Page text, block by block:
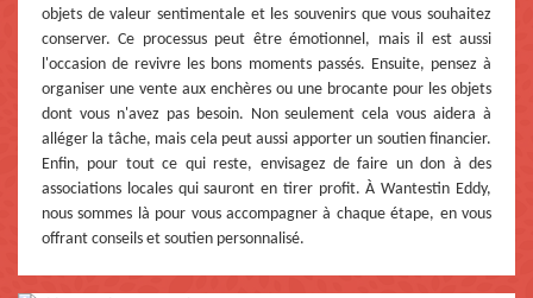
objets de valeur sentimentale et les souvenirs que vous souhaitez
conserver. Ce processus peut être émotionnel, mais il est aussi
l'occasion de revivre les bons moments passés. Ensuite, pensez à
organiser une vente aux enchères ou une brocante pour les objets
dont vous n'avez pas besoin. Non seulement cela vous aidera à
alléger la tâche, mais cela peut aussi apporter un soutien financier.
Enfin, pour tout ce qui reste, envisagez de faire un don à des
associations locales qui sauront en tirer profit. À Wantestin Eddy,
nous sommes là pour vous accompagner à chaque étape, en vous
offrant conseils et soutien personnalisé.